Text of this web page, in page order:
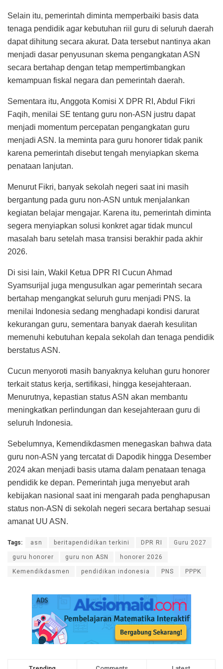
Selain itu, pemerintah diminta memperbaiki basis data
tenaga pendidik agar kebutuhan riil guru di seluruh daerah
dapat dihitung secara akurat. Data tersebut nantinya akan
menjadi dasar penyusunan skema pengangkatan ASN
secara bertahap dengan tetap mempertimbangkan
kemampuan fiskal negara dan pemerintah daerah.
Sementara itu, Anggota Komisi X DPR RI, Abdul Fikri
Faqih, menilai SE tentang guru non-ASN justru dapat
menjadi momentum percepatan pengangkatan guru
menjadi ASN. Ia meminta para guru honorer tidak panik
karena pemerintah disebut tengah menyiapkan skema
penataan lanjutan.
Menurut Fikri, banyak sekolah negeri saat ini masih
bergantung pada guru non-ASN untuk menjalankan
kegiatan belajar mengajar. Karena itu, pemerintah diminta
segera menyiapkan solusi konkret agar tidak muncul
masalah baru setelah masa transisi berakhir pada akhir
2026.
Di sisi lain, Wakil Ketua DPR RI Cucun Ahmad
Syamsurijal juga mengusulkan agar pemerintah secara
bertahap mengangkat seluruh guru menjadi PNS. Ia
menilai Indonesia sedang menghadapi kondisi darurat
kekurangan guru, sementara banyak daerah kesulitan
memenuhi kebutuhan kepala sekolah dan tenaga pendidik
berstatus ASN.
Cucun menyoroti masih banyaknya keluhan guru honorer
terkait status kerja, sertifikasi, hingga kesejahteraan.
Menurutnya, kepastian status ASN akan membantu
meningkatkan perlindungan dan kesejahteraan guru di
seluruh Indonesia.
Sebelumnya, Kemendikdasmen menegaskan bahwa data
guru non-ASN yang tercatat di Dapodik hingga Desember
2024 akan menjadi basis utama dalam penataan tenaga
pendidik ke depan. Pemerintah juga menyebut arah
kebijakan nasional saat ini mengarah pada penghapusan
status non-ASN di sekolah negeri secara bertahap sesuai
amanat UU ASN.
Tags: asn beritapendidikan terkini DPR RI Guru 2027
guru honorer guru non ASN honorer 2026
Kemendikdasmen pendidikan indonesia PNS PPPK